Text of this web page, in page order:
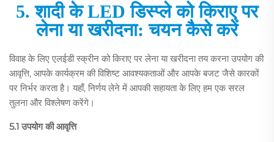
5. शादी के LED डिस्प्ले को किराए पर
लेना या खरीदना: चयन कैसे करें
विवाह के लिए एलईडी स्क्रीन को किराए पर लेना या खरीदना तय करना उपयोग की
आवृत्ति, आपके कार्यक्रम की विशिष्ट आवश्यकताओं और आपके बजट जैसे कारकों
पर निर्भर करता है। यहाँ, निर्णय लेने में आपकी सहायता के लिए हम एक सरल
तुलना और विश्लेषण करेंगे।
5.1 उपयोग की आवृत्ति